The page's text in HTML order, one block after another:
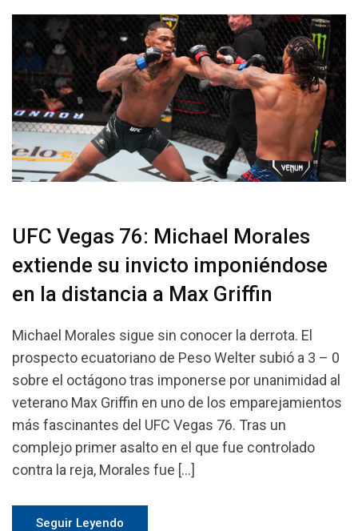
UFC Vegas 76: Michael Morales
extiende su invicto imponiéndose
en la distancia a Max Griffin
Michael Morales sigue sin conocer la derrota. El
prospecto ecuatoriano de Peso Welter subió a 3 – 0
sobre el octágono tras imponerse por unanimidad al
veterano Max Griffin en uno de los emparejamientos
más fascinantes del UFC Vegas 76. Tras un
complejo primer asalto en el que fue controlado
contra la reja, Morales fue […]
Seguir Leyendo